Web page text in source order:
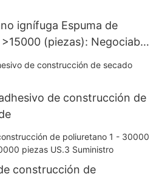
ignífuga Espuma de
(piezas): Negociable
US.0 Suministro
de construcción de
construcción de